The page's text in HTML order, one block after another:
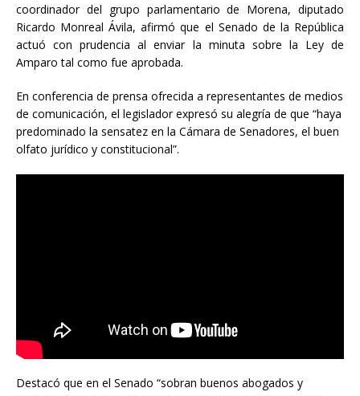
coordinador del grupo parlamentario de Morena, diputado
Ricardo Monreal Ávila, afirmó que el Senado de la República
actuó con prudencia al enviar la minuta sobre la Ley de
Amparo tal como fue aprobada.
En conferencia de prensa ofrecida a representantes de medios
de comunicación, el legislador expresó su alegría de que “haya
predominado la sensatez en la Cámara de Senadores, el buen
olfato jurídico y constitucional”.
Destacó que en el Senado “sobran buenos abogados y